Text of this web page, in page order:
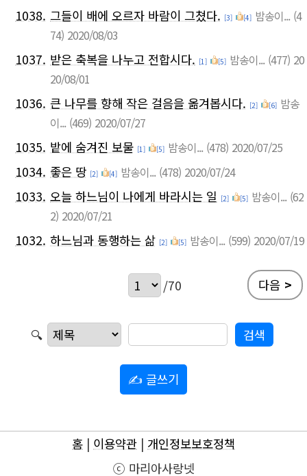
1038. 그들이 배에 오르자 바람이 그쳤다. [3] [4] 밤송이... (4
74) 2020/08/03
1037. 받은 축복을 나누고 전합시다. [1] [5] 밤송이... (477) 20
20/08/01
1036. 큰 나무를 향해 작은 걸음을 옮겨봅시다. [2] [6] 밤송
이... (469) 2020/07/27
1035. 밭에 숨겨진 보물 [1] [5] 밤송이... (478) 2020/07/25
1034. 좋은 땅 [2] [4] 밤송이... (478) 2020/07/24
1033. 오늘 하느님이 나에게 바라시는 일 [2] [5] 밤송이... (62
2) 2020/07/21
1032. 하느님과 동행하는 삶 [2] [5] 밤송이... (599) 2020/07/19
/70 다음 >
🔍
✍ 글쓰기
홈 | 이용약관 | 개인정보보호정책
ⓒ 마리아사랑넷